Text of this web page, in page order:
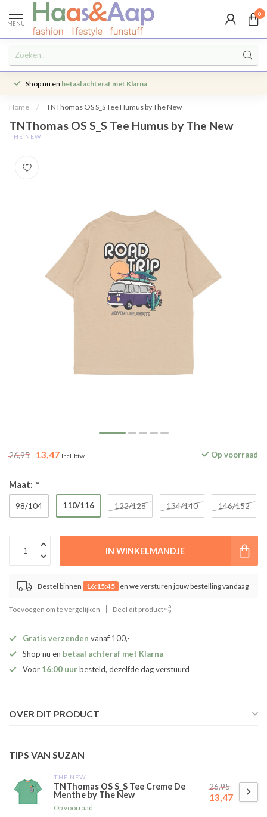
MENU
0
Shop nu en betaal achteraf met Klarna
Home / TNThomas OS S_S Tee Humus by The New
TNThomas OS S_S Tee Humus by The New
THE NEW
26,95 13,47 Incl. btw Op voorraad
Maat: *
98/104 110/116 122/128 134/140 146/152
IN WINKELMANDJE
Bestel binnen 16:15:45 en we versturen jouw bestelling vandaag
Toevoegen om te vergelijken Deel dit product
Gratis verzenden vanaf 100,-
Shop nu en betaal achteraf met Klarna
Voor 16:00 uurbesteld, dezelfde dag verstuurd
OVER DIT PRODUCT
TIPS VAN SUZAN
THE NEW
TNThomas OS S_S Tee Creme De
Menthe by The New
Op voorraad
26,95
13,47